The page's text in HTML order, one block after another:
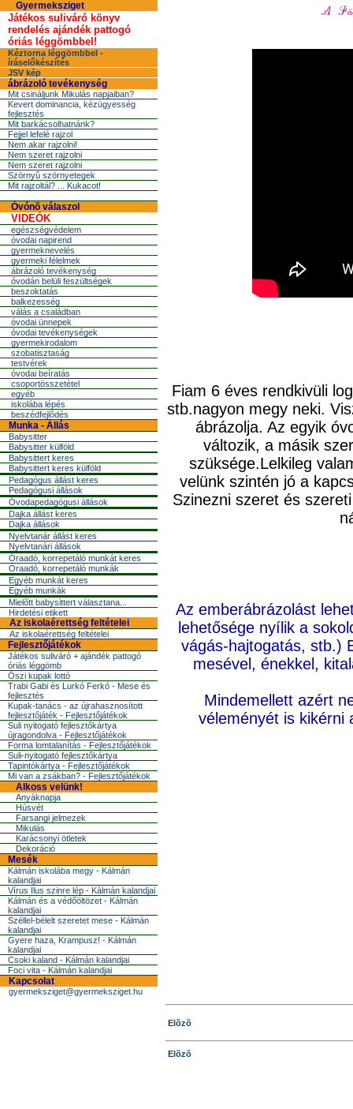
Gyermeksziget
Játékos suliváró könyv
rendelés ajándék pattogó
óriás léggömbbel!
Kéztorna léggömbbel -
íráselőkészítés
JSV kép
ábrázoló tevékenység
Mit csináljunk Mikulás napjaiban?
Kevert dominancia, kézügyesség
fejlesztés
Mit barkácsolhatnánk?
Fejjel lefelé rajzol
Nem akar rajzolni!
Nem szeret rajzolni
Nem szeret rajzolni
Szörnyû szörnyetegek
Mit rajzoltál? ... Kukacot!
Óvónõ válaszol
VIDEÓK
egészségvédelem
óvodai napirend
gyermeknevelés
gyermeki félelmek
ábrázoló tevékenység
óvodán belüli feszültségek
beszoktatás
balkezesség
válás a családban
óvodai ünnepek
óvodai tevékenységek
gyermekirodalom
szobatisztaság
testvérek
óvodai beíratás
csoportösszetétel
egyéb
iskolába lépés
beszédfejlõdés
Munka - Állás
Babysitter
Babysitter külföld
Babysittert keres
Babysittert keres külföld
Pedagógus állást keres
Pedagógusi állások
Óvodapedagógusi állások
Dajka állást keres
Dajka állások
Nyelvtanár állást keres
Nyelvtanári állások
Óraadó, korrepetáló munkát keres
Óraadó, korrepetáló munkák
Egyéb munkát keres
Egyéb munkák
Mielõtt babysittert választana...
Hirdetési etikett
Az iskolaérettség feltételei
Az iskolaérettség feltételei
Fejlesztőjátékok
Játékos suliváró + ajándék pattogó
óriás léggömb
Őszi kupak lottó
Trabi Gabi és Lurkó Ferkó - Mese és
fejlesztés
Kupak-tanács - az újrahasznosított
fejlesztőjáték - Fejlesztőjátékok
Suli nyitogató fejlesztőkártya
újragondolva - Fejlesztőjátékok
Forma lomtalanítás - Fejlesztőjátékok
Suli-nyitogató fejlesztőkártya
Tapintókártya - Fejlesztőjátékok
Mi van a zsákban? - Fejlesztőjátékok
Alkoss velünk!
Anyáknapja
Húsvét
Farsangi jelmezek
Mikulás
Karácsonyi ötletek
Dekoráció
Mesék
Kálmán iskolába megy - Kálmán
kalandjai
Vírus Ilus szinre lép - Kálmán kalandjai
Kálmán és a védőöltözet - Kálmán
kalandjai
Széllel-bélelt szeretet mese - Kálmán
kalandjai
Gyere haza, Krampusz! - Kálmán
kalandjai
Csoki kaland - Kálmán kalandjai
Foci vita - Kálmán kalandjai
Kapcsolat
gyermeksziget@gyermeksziget.hu
Fiam 6 éves rendkivüli
stb.nagyon megy neki.
ábrázolja. Az egyik
változik, a másik
szüksége.Lelkileg
velünk szintén jó a
Szinezni szeret és
Az emberábrázolást
lehetősége nyílik a
vágás-hajtogatás, stb.)
mesével, énekkel,
Mindemellett azért
véleményét is kikérni
Elõzõ
Elõzõ